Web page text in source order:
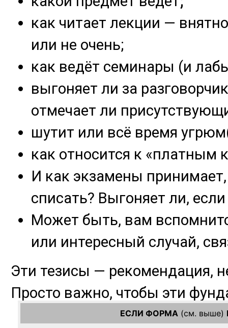
ЕСЛИ ФОРМА (см. выше)